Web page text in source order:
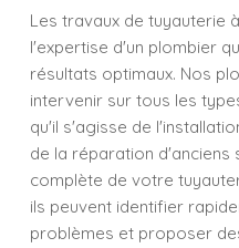
Les travaux de tuyauterie
l'expertise d'un plombier
résultats optimaux. Nos
intervenir sur tous les
qu'il s'agisse de
de la réparation
complète de votre
ils peuvent identifier
problèmes et proposer